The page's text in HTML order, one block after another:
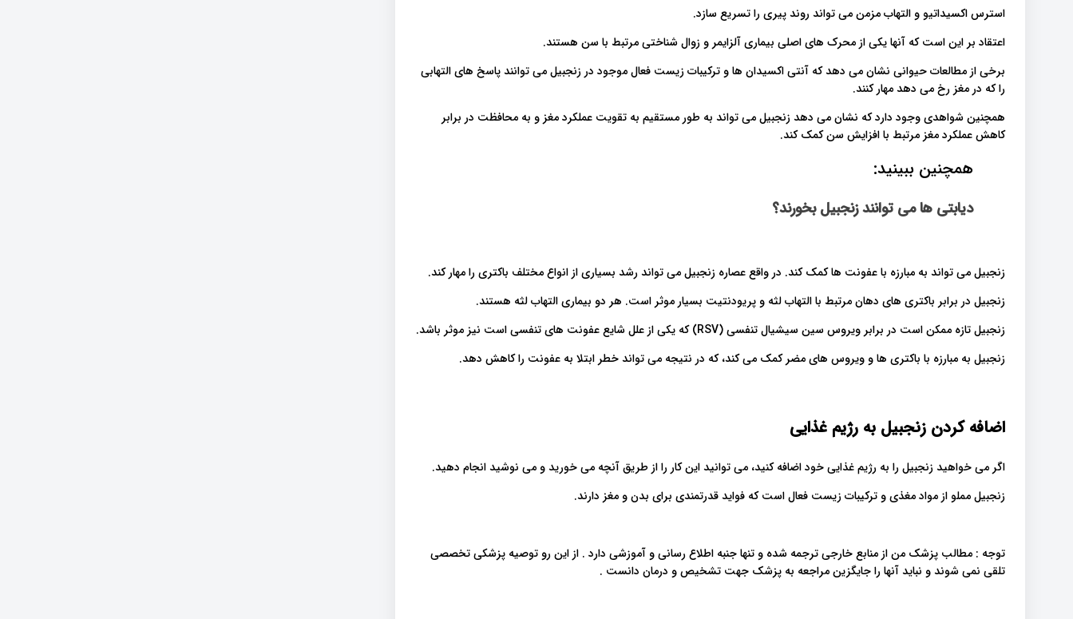
استرس اکسیداتیو و التهاب مزمن می تواند روند پیری را تسریع سازد.
اعتقاد بر این است که آنها یکی از محرک های اصلی بیماری آلزایمر و زوال شناختی مرتبط با سن هستند.
برخی از مطالعات حیوانی نشان می دهد که آنتی اکسیدان ها و ترکیبات زیست فعال موجود در زنجبیل می توانند پاسخ های التهابی
را که در مغز رخ می دهد مهار کنند.
همچنین شواهدی وجود دارد که نشان می دهد زنجبیل می تواند به طور مستقیم به تقویت عملکرد مغز و به محافظت در برابر
کاهش عملکرد مغز مرتبط با افزایش سن کمک کند.
همچنین ببینید:
دیابتی ها می توانند زنجبیل بخورند؟
زنجبیل می تواند به مبارزه با عفونت ها کمک کند. در واقع عصاره زنجبیل می تواند رشد بسیاری از انواع مختلف باکتری را مهار کند.
زنجبیل در برابر باکتری های دهان مرتبط با التهاب لثه و پریودنتیت بسیار موثر است. هر دو بیماری التهاب لثه هستند.
زنجبیل تازه ممکن است در برابر ویروس سین سیشیال تنفسی (RSV) که یکی از علل شایع عفونت های تنفسی است نیز موثر باشد.
زنجبیل به مبارزه با باکتری ها و ویروس های مضر کمک می کند، که در نتیجه می تواند خطر ابتلا به عفونت را کاهش دهد.
اضافه کردن زنجبیل به رژیم غذایی
اگر می خواهید زنجبیل را به رژیم غذایی خود اضافه کنید، می توانید این کار را از طریق آنچه می خورید و می نوشید انجام دهید.
زنجبیل مملو از مواد مغذی و ترکیبات زیست فعال است که فواید قدرتمندی برای بدن و مغز دارند.
توجه : مطالب پزشک من از منابع خارجی ترجمه شده و تنها جنبه اطلاع رسانی و آموزشی دارد . از این رو توصیه پزشکی تخصصی
تلقی نمی شوند و نباید آنها را جایگزین مراجعه به پزشک جهت تشخیص و درمان دانست .